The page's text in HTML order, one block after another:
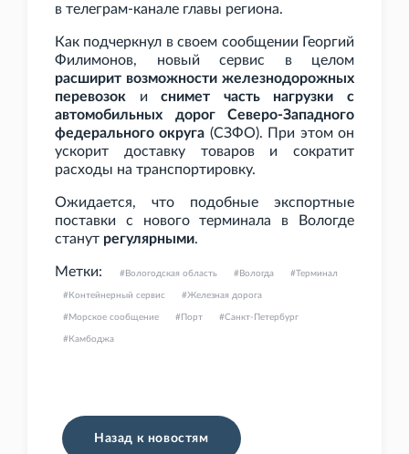
в телеграм-канале главы региона.
Как подчеркнул в своем сообщении Георгий
Филимонов, новый сервис в целом
расширит возможности железнодорожных
перевозок иснимет часть нагрузки с
автомобильных дорог Северо-Западного
федерального округа (СЗФО). При этом он
ускорит доставку товаров и сократит
расходы на транспортировку.
Ожидается, что подобные экспортные
поставки с нового терминала в Вологде
станут регулярными.
Метки: Вологодская область Вологда Терминал
Контейнерный сервис Железная дорога
Морское сообщение Порт Санкт-Петербург
Камбоджа
Назад к новостям